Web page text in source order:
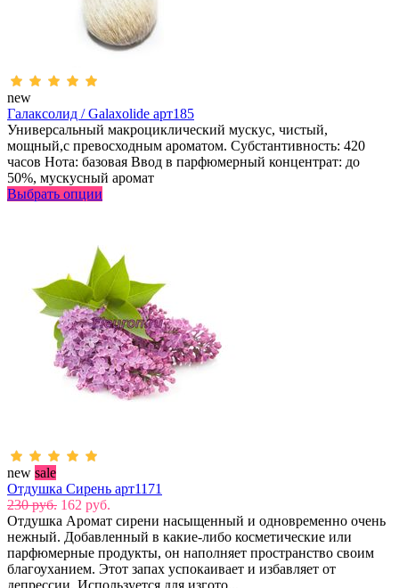
new
Галаксолид / Galaxolide арт185
Универсальный макроциклический мускус, чистый,
мощный,с превосходным ароматом. Субстантивность: 420
часов Нота: базовая Ввод в парфюмерный концентрат: до
50%, мускусный аромат
Выбрать опции
new sale
Отдушка Сирень арт1171
230 руб. 162 руб.
Отдушка Аромат сирени насыщенный и одновременно очень
нежный. Добавленный в какие-либо косметические или
парфюмерные продукты, он наполняет пространство своим
благоуханием. Этот запах успокаивает и избавляет от
депрессии. Используется для изгото...